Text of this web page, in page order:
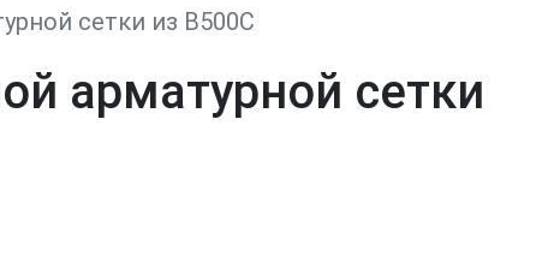
сетки из В500С
арматурной сетки